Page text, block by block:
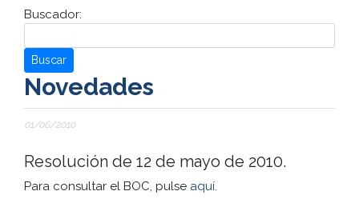
Buscador:
Buscar
Novedades
01/06/2010
Resolución de 12 de mayo de 2010.
Para consultar el BOC, pulse aquí.